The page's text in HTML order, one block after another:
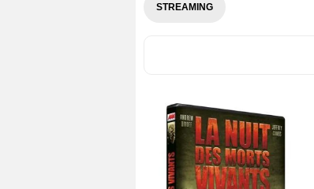
STREAMING